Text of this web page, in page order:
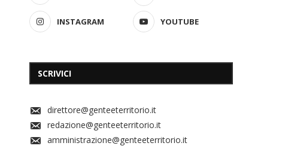
INSTAGRAM YOUTUBE
SCRIVICI
direttore@genteeterritorio.it
redazione@genteeterritorio.it
amministrazione@genteeterritorio.it